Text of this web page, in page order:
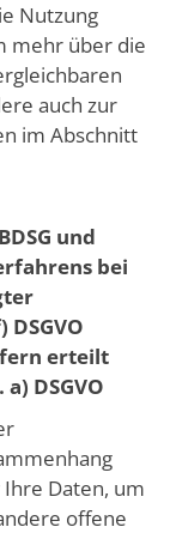
Nutzung
mehr über die
auch zur
im Abschnitt
und
bei
erteilt
DSGVO
Daten, um
offene